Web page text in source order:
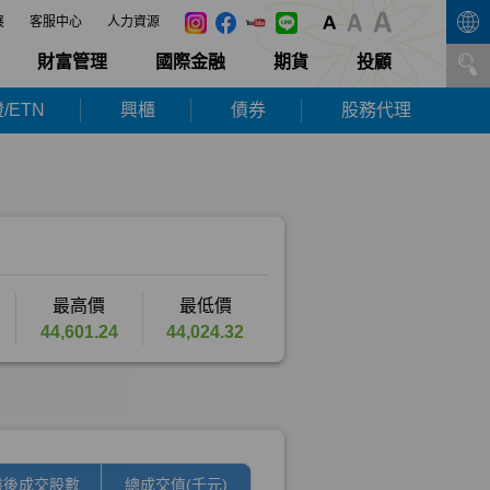
客服中心 人力資源
財富管理 國際金融 期貨 投顧
ETN 興櫃 債券 股務代理